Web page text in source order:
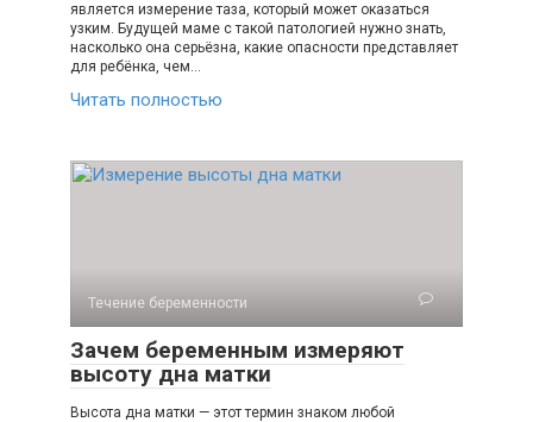
является измерение таза, который может оказаться
узким. Будущей маме с такой патологией нужно знать,
насколько она серьёзна, какие опасности представляет
для ребёнка, чем…
Читать полностью
Течение беременности
Зачем беременным измеряют
высоту дна матки
Высота дна матки — этот термин знаком любой